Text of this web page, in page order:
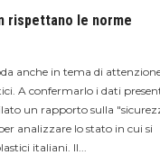
rispettano le norme
anche in tema di
A confermarlo i dati
un rapporto sulla
analizzare lo stato in cui si
italiani. Il...